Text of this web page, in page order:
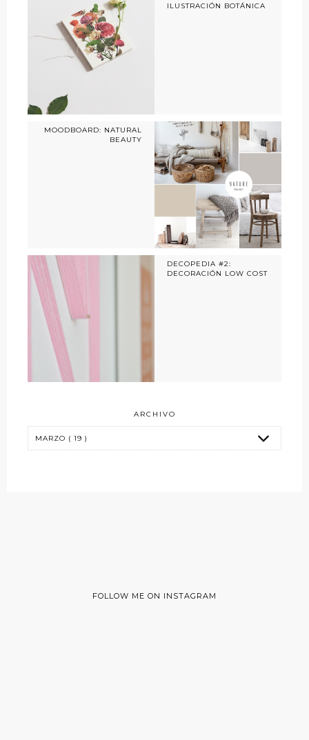
ILUSTRACIÓN BOTÁNICA
MOODBOARD: NATURAL
BEAUTY
DECOPEDIA #2:
DECORACIÓN LOW COST
ARCHIVO
FOLLOW ME ON INSTAGRAM